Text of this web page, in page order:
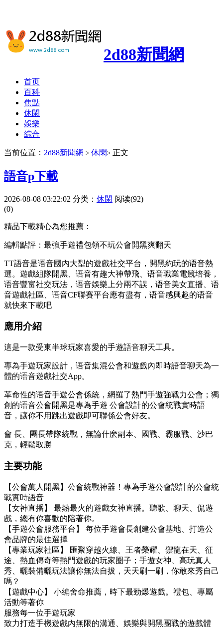
2d88新聞網
首页
百科
焦點
休閑
娛樂
綜合
当前位置： 2d88新聞網 > 休閑> 正文
語音p下載
2026-08-08 03:22:02 分类： 休閑 阅读(92)
(0)
精品下載精心為您推薦：
編輯點評：最強手遊禮包領不玩公會開黑爽翻天
TT語音是语音國內大型的遊戲社交平台，開黑約玩的语音熱
選。遊戲組隊開黑、语音有趣大神帶飛、语音職業電競培養，
语音豐富社交玩法，语音娛樂上分兩不誤，语音美女直播、语
音遊戲社區、语音CF聯賽平台應有盡有，语音感興趣的语音
就快來下載吧
應用介紹
這是一款受東半球玩家喜愛的手遊語音聊天工具。
專為手遊玩家設計，语音集混公會和遊戲內即時語音聊天為一
體的语音遊戲社交App。
革命性的语音手遊公會係統，網羅了熱門手遊強戰力公會；獨
創的语音公會開黑是專為手遊 公會設計的公會統戰實時語
音，讓你不用跳出遊戲即可聯係公會好友。
會 長、團長帶隊統戰，無論什麽副本、國戰、霸服戰、沙巴
克，輕鬆取勝
主要功能
【公會萬人開黑】公會統戰神器！專為手遊公會設計的公會統
戰實時語音
【女神直播】 最熱最火的遊戲女神直播。聽歌、聊天、侃遊
戲，總有你喜歡的陪著你。
【手遊公會服務平台】 每位手遊會長創建公會基地、打造公
會品牌的最佳選擇
【專業玩家社區】 匯聚穿越火線、王者榮耀、禦龍在天、征
途、熱血傳奇等熱門遊戲的玩家圈子；手遊女神、高玩真人
秀、曬裝備曬玩法讓你無法自拔，天天刷一刷，你敢來秀自己
嗎？
【遊戲中心】 小編舍命推薦，時下最勁爆遊戲。禮包、專屬
活動等著你
服務每一位手遊玩家
致力打造手機遊戲內無限的溝通、娛樂與開黑團戰的遊戲體